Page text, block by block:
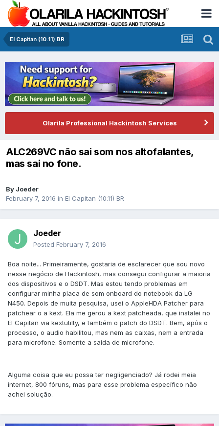
El Capitan (10.11) BR
Olarila Professional Hackintosh Services
ALC269VC não sai som nos altofalantes,
mas sai no fone.
By Joeder
February 7, 2016 in El Capitan (10.11) BR
Joeder
Posted February 7, 2016
Boa noite... Primeiramente, gostaria de esclarecer que sou novo
nesse negócio de Hackintosh, mas consegui configurar a maioria
dos dispositivos e o DSDT. Mas estou tendo problemas em
configurar minha placa de som onboard do notebook da LG
N450. Depois de muita pesquisa, usei o AppleHDA Patcher para
patchear o a kext. Ela me gerou a kext patcheada, que instalei no
El Capitan via kextutilty, e também o patch do DSDT. Bem, após o
processo, o audio habilitou, mas nem as caixas, nem a entrada
para microfone. Somente a saída de microfone.
Alguma coisa que eu possa ter negligenciado? Já rodei meia
internet, 800 fóruns, mas para esse problema específico não
achei solução.